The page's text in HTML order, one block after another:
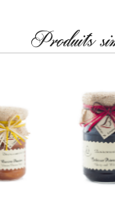
Produits